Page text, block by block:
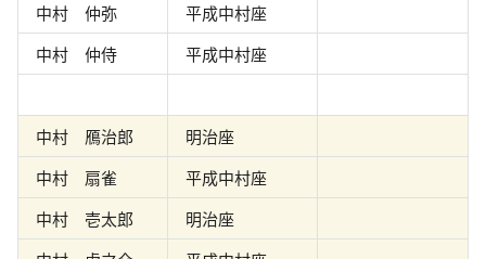
中村 仲弥
平成中村座
中村 仲侍
平成中村座
中村 鴈治郎
明治座
中村 扇雀
平成中村座
中村 壱太郎
明治座